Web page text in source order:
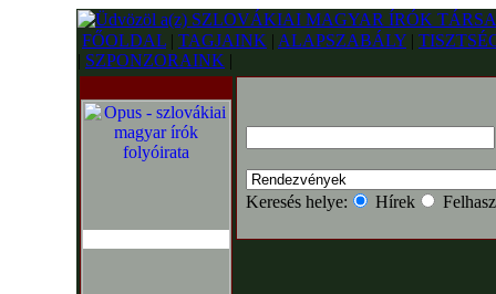
FŐOLDAL | TAGJAINK | ALAPSZABÁLY |
| SZPONZORAINK |
Keresés helye: Hírek